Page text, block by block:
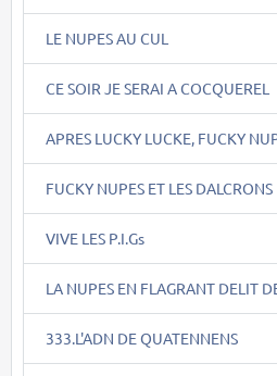
LE NUPES AU CUL
CE SOIR JE SERAI A COCQUEREL
APRES LUCKY LUCKE, FUCKY
FUCKY NUPES ET LES DALCRONS
VIVE LES P.I.Gs
LA NUPES EN FLAGRANT DELIT
333.L'ADN DE QUATENNENS